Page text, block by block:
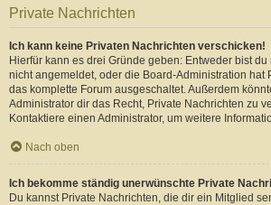
Private Nachrichten
Ich kann keine Privaten Nachrichten verschicken!
Hierfür kann es drei Gründe geben: Entweder bist
nicht angemeldet, oder die Board-Administration hat
das komplette Forum ausgeschaltet. Außerdem
Administrator dir das Recht, Private Nachrichten zu
Kontaktiere einen Administrator, um weitere
Nach oben
Ich bekomme ständig unerwünschte Private
Du kannst Private Nachrichten, die dir ein Mitglied